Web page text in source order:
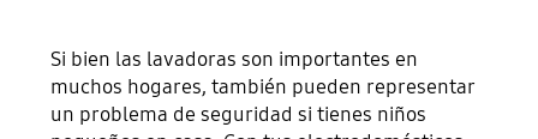
Si bien las lavadoras son importantes en
muchos hogares, también pueden representar
un problema de seguridad si tienes niños